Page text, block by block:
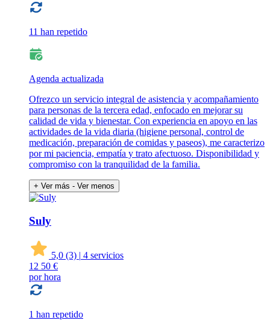
11 han repetido
Agenda actualizada
Ofrezco un servicio integral de asistencia y acompañamiento
para personas de la tercera edad, enfocado en mejorar su
calidad de vida y bienestar. Con experiencia en apoyo en las
actividades de la vida diaria (higiene personal, control de
medicación, preparación de comidas y paseos), me caracterizo
por mi paciencia, empatía y trato afectuoso. Disponibilidad y
compromiso con la tranquilidad de la familia.
+ Ver más - Ver menos
Suly
5,0 (3) | 4 servicios
12 50 €
por hora
1 han repetido